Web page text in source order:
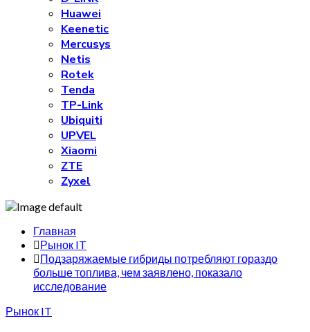
Huawei
Keenetic
Mercusys
Netis
Rotek
Tenda
TP-Link
Ubiquiti
UPVEL
Xiaomi
ZTE
Zyxel
Главная
Рынок IT
Подзаряжаемые гибриды потребляют гораздо
больше топлива, чем заявлено, показало
исследование
Рынок IT